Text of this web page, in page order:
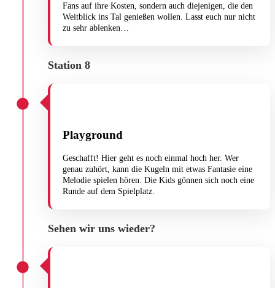
Fans auf ihre Kosten, sondern auch diejenigen, die den
Weitblick ins Tal genießen wollen. Lasst euch nur nicht
zu sehr ablenken…
Station 8
Playground
Geschafft! Hier geht es noch einmal hoch her. Wer
genau zuhört, kann die Kugeln mit etwas Fantasie eine
Melodie spielen hören. Die Kids gönnen sich noch eine
Runde auf dem Spielplatz.
Sehen wir uns wieder?